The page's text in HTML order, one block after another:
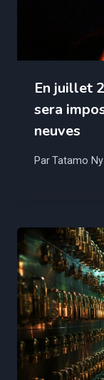
En juillet
sera
neuves
ParTatamo